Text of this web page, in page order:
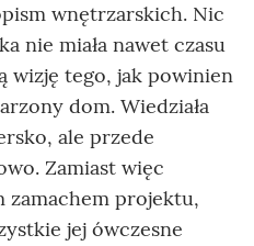
wnętrzarskich. Nic
nie miała nawet czasu
wizję tego, jak powinien
dom. Wiedziała
ale przede
Zamiast więc
zamachem projektu,
jej ówczesne